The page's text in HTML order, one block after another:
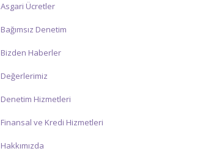
Asgari Ücretler
Bağımsız Denetim
Bizden Haberler
Değerlerimiz
Denetim Hizmetleri
Finansal ve Kredi Hizmetleri
Hakkımızda